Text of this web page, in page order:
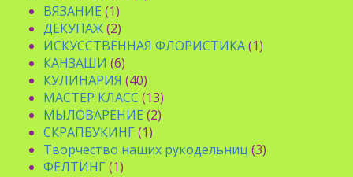
ВЯЗАНИЕ (1)
ДЕКУПАЖ(2)
ИСКУССТВЕННАЯ ФЛОРИСТИКА(1)
КАНЗАШИ (6)
КУЛИНАРИЯ (40)
МАСТЕР КЛАСС (13)
МЫЛОВАРЕНИЕ (2)
СКРАПБУКИНГ(1)
Творчество наших рукодельниц (3)
ФЕЛТИНГ(1)